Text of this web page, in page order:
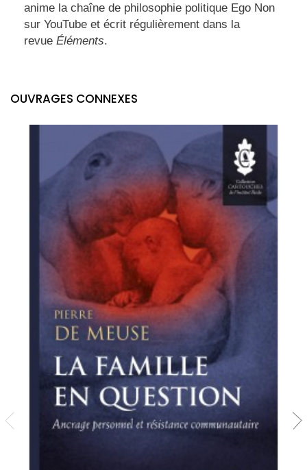
anime la chaîne de philosophie politique Ego Non
sur YouTube et écrit régulièrement dans la
revue Éléments.
OUVRAGES CONNEXES